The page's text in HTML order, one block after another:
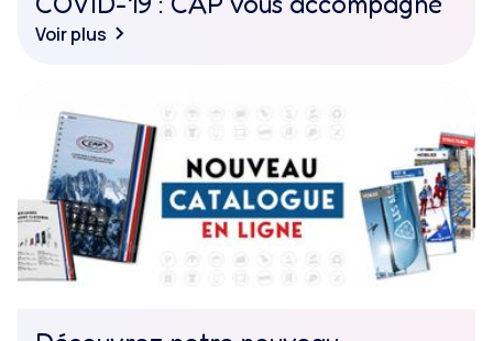
Voir plus